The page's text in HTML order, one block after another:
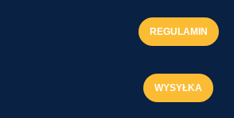
REGULAMIN
WYSYŁKA